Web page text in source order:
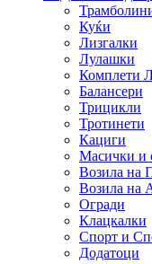
Куќи
Лизгалки
Лулашки
Комплети
Балансери
Трицикли
Тротинети
Кациги
Mасички и
Возила на
Возила на
Огради
Клацкалки
Спорт и
Додатоци